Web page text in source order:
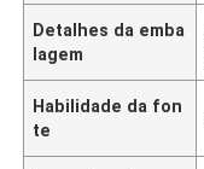
Detalhes da emba
lagem
Habilidade da fon
te